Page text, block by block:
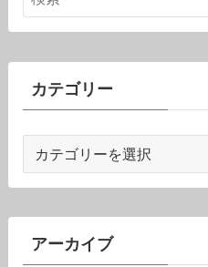
カテゴリー
ゴ
ーアーカイブ